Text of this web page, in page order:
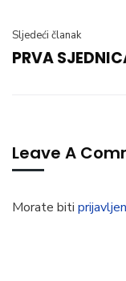
Sljedeći članak
PRVA
Leave A
Morate biti